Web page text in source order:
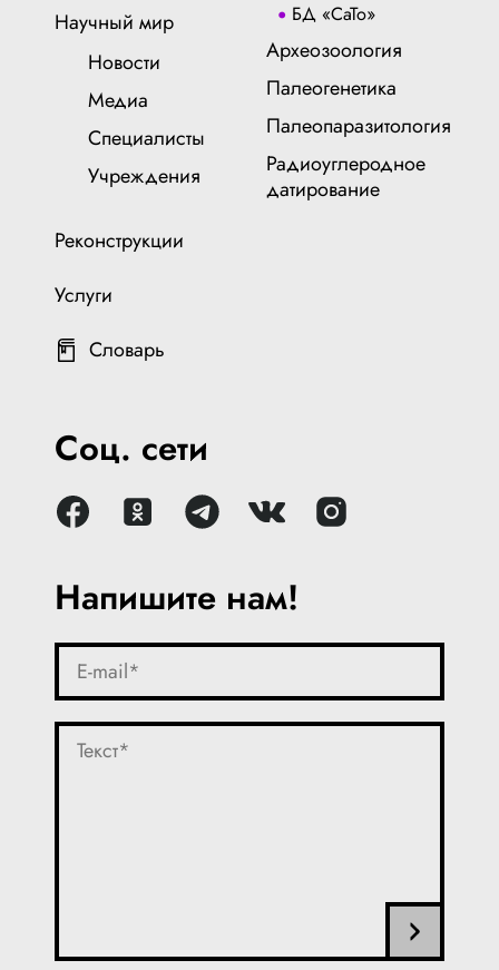
Напишите нам!
Научный мир
Новости
Медиа
Специалисты
Учреждения
Реконструкции
Услуги
Словарь
БД «СаТо»
Археозоология
Палеогенетика
Палеопаразитология
Радиоуглеродное
датирование
Соц. сети